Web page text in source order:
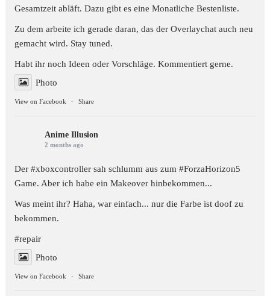
Gesamtzeit abläft. Dazu gibt es eine Monatliche Bestenliste.
Zu dem arbeite ich gerade daran, das der Overlaychat auch neu
gemacht wird. Stay tuned.
Habt ihr noch Ideen oder Vorschläge. Kommentiert gerne.
Photo
View on Facebook · Share
Anime Illusion
2 months ago
Der #xboxcontroller sah schlumm aus zum#ForzaHorizon5
Game. Aber ich habe ein Makeover hinbekommen...
Was meint ihr? Haha, war einfach... nur die Farbe ist doof zu
bekommen.
#repair
Photo
View on Facebook · Share